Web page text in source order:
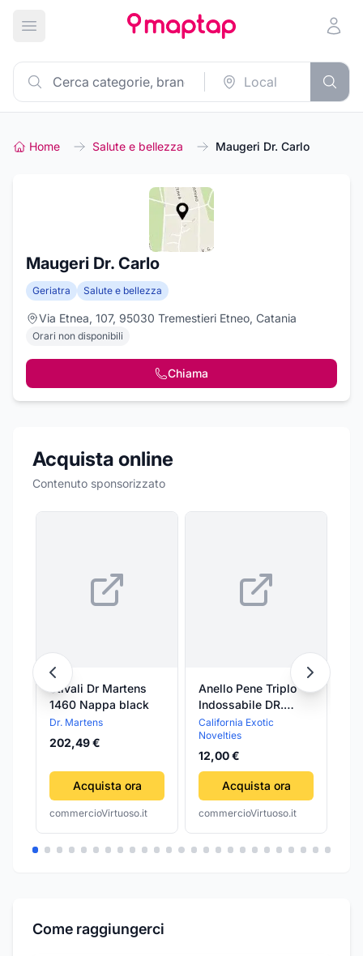
Apri menu principale
Home Salute e bellezza Maugeri Dr. Carlo
Maugeri Dr. Carlo
Geriatra Salute e bellezza
Via Etnea, 107, 95030 Tremestieri Etneo, Catania
Orari non disponibili
Chiama
Acquista online
Contenuto sponsorizzato
Stivali Dr Martens
1460 Nappa black
Dr. Martens
202,49 €
Acquista ora
commercioVirtuoso.it
Anello Pene Triplo
Indossabile DR.
JOEL CALEXOTICS
California Exotic
Novelties
12,00 €
Acquista ora
commercioVirtuoso.it
Come raggiungerci